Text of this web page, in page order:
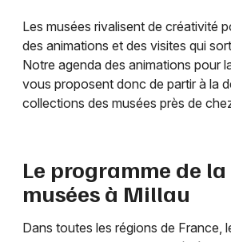
Les musées rivalisent de créativité
des animations et des visites qui
Notre agenda des animations pour
vous proposent donc de partir à la
collections des musées près de
Le programme de
musées à Millau
Dans toutes les régions de France,